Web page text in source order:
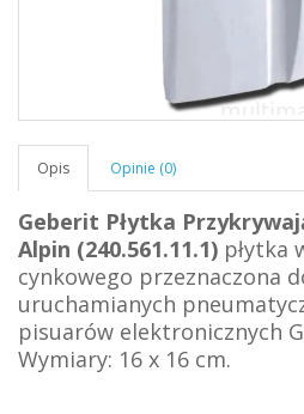
Opis Opinie (0)
Geberit Płytka
Alpin (240.561.11.1) płytka
cynkowego przeznaczona
uruchamianych
pisuarów elektronicznych
Wymiary: 16 x 16 cm.